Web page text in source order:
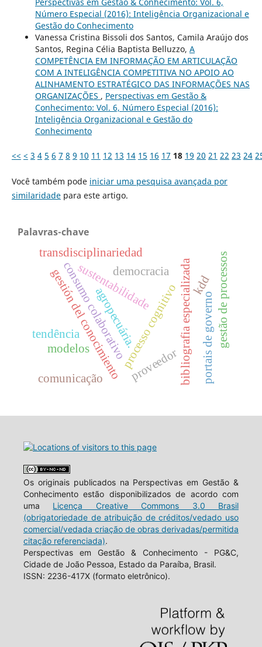
Número Especial (2016): Inteligência Organizacional e
Gestão do Conhecimento
Vanessa Cristina Bissoli dos Santos, Camila Araújo dos
Santos, Regina Célia Baptista Belluzzo, A
COMPETÊNCIA EM INFORMAÇÃO EM ARTICULAÇÃO
COM A INTELIGÊNCIA COMPETITIVA NO APOIO AO
ALINHAMENTO ESTRATÉGICO DAS INFORMAÇÕES NAS
ORGANIZAÇÕES , Perspectivas em Gestão &
Conhecimento: Vol. 6, Número Especial (2016):
Inteligência Organizacional e Gestão do
Conhecimento
<< < 3 4 5 6 7 8 9 10 11 12 13 14 15 16 17 18 19 20 21 22 23 24
Você também pode iniciar uma pesquisa avançada por
similaridadepara este artigo.
Palavras-chave
processo cognitivo
consumo colaborativo bibliografia especializada
transdisciplinariedad
kdd
gestión del conocimiento
sustentabilidade
tendência portais de governo
democracia
modelos
gestão de processos
agropecuária.
comunicação proveedor
Os originais publicados na Perspectivas em Gestão &
Conhecimento estão disponibilizados de acordo com
uma Licença Creative Commons 3.0 Brasil
(obrigatoriedade de atribuição de créditos/vedado uso
comercial/vedada criação de obras derivadas/permitida
citação referenciada).
Perspectivas em Gestão & Conhecimento - PG&C,
Cidade de João Pessoa, Estado da Paraíba, Brasil.
ISSN: 2236-417X (formato eletrônico).